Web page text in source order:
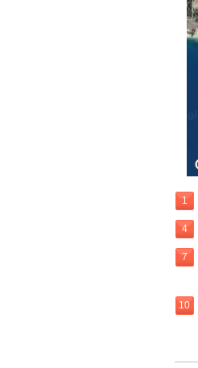
1
4
7
10